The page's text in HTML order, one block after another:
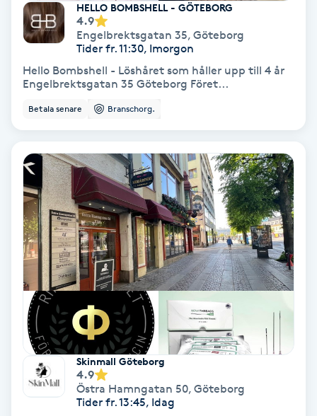
Tandläkare
Thaimassage
Toning
Torr hårbotten
Torrborstning
Triggerpunktsmassage
Trådning
HELLO BOMBSHELL - GÖTEBORG
4.9
Engelbrektsgatan 35, Göteborg
Tider fr. 11:30, Imorgon
Hello Bombshell - Löshåret som håller upp till 4 år
Engelbrektsgatan 35 Göteborg Föret...
Betala senare Branschorg.
Skinmall Göteborg
4.9
Östra Hamngatan 50, Göteborg
Tider fr. 13:45, Idag